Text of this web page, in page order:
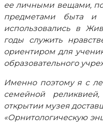
ее личными вещами,
предметами быта и
использовались в
годы служить
ориентиром для
образовательного
Именно поэтому я с
семейной
открытии музея
«Орнитологическую